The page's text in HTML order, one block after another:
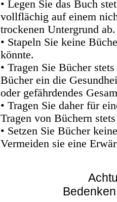
• Legen Sie das Buch
vollflächig auf einem
trockenen Untergrund ab.
• Stapeln Sie keine
könnte.
• Tragen Sie Bücher
Bücher ein die
oder gefährdendes
• Tragen Sie daher für
Tragen von Büchern
• Setzen Sie Bücher
Vermeiden sie eine